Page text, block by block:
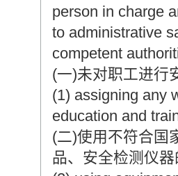
person in charge
to administrative
competent
(一)未对职工进行
(1) assigning any
education and
(二)使用不符合国
品、安全检测仪